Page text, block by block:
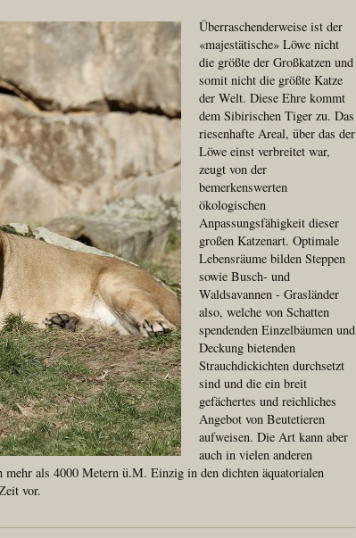
Überraschenderweise ist der
«majestätische» Löwe nicht
die größte der Großkatzen und
somit nicht die größte Katze
der Welt. Diese Ehre kommt
dem Sibirischen Tiger zu. Das
riesenhafte Areal, über das der
Löwe einst verbreitet war,
zeugt von der
bemerkenswerten
ökologischen
Anpassungsfähigkeit dieser
großen Katzenart. Optimale
Lebensräume bilden Steppen
sowie Busch- und
Waldsavannen - Grasländer
also, welche von Schatten
spendenden Einzelbäumen und
Deckung bietenden
Strauchdickichten durchsetzt
sind und die ein breit
gefächertes und reichliches
Angebot von Beutetieren
aufweisen. Die Art kann aber
auch in vielen anderen
als 4000 Metern ü.M. Einzig in den dichten äquatorialen
vor.